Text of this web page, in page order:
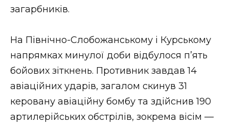
загарбників.
На Північно-Слобожанському і Курському
напрямках минулої доби відбулося п’ять
бойових зіткнень. Противник завдав 14
авіаційних ударів, загалом скинув 31
керовану авіаційну бомбу та здійснив 190
артилерійських обстрілів, зокрема вісім —